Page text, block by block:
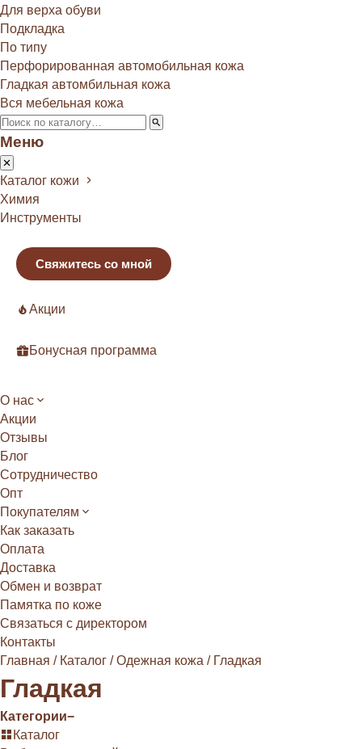
Для верха обуви
Подкладка
По типу
Перфорированная автомобильная кожа
Гладкая автомбильная кожа
Вся мебельная кожа
Меню
Каталог кожи
Химия
Инструменты
Свяжитесь со мной
Акции
Бонусная программа
О нас
Акции
Отзывы
Блог
Сотрудничество
Опт
Покупателям
Как заказать
Оплата
Доставка
Обмен и возврат
Памятка по коже
Связаться с директором
Контакты
Главная / Каталог /Одежная кожа / Гладкая
Гладкая
Категории−
Каталог